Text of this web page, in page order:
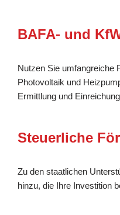
BAFA- und
Nutzen Sie umfangreiche
Photovoltaik und
Ermittlung und
Steuerliche
Zu den staatlichen
hinzu, die Ihre Investition